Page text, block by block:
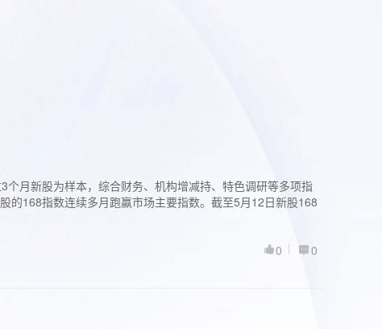
月新股为样本，综合财务、机构增减持、特色调研等多项指
的168指数连续多月跑赢市场主要指数。截至5月12日新股168
0
0